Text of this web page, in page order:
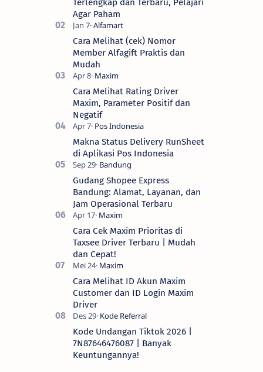
Terlengkap dan Terbaru, Pelajari
Agar Paham
Cara Melihat (cek) Nomor
Member Alfagift Praktis dan
Mudah
Cara Melihat Rating Driver
Maxim, Parameter Positif dan
Negatif
Makna Status Delivery RunSheet
di Aplikasi Pos Indonesia
Gudang Shopee Express
Bandung: Alamat, Layanan, dan
Jam Operasional Terbaru
Cara Cek Maxim Prioritas di
Taxsee Driver Terbaru | Mudah
dan Cepat!
Cara Melihat ID Akun Maxim
Customer dan ID Login Maxim
Driver
Kode Undangan Tiktok 2026 |
7N87646476087 | Banyak
Keuntungannya!